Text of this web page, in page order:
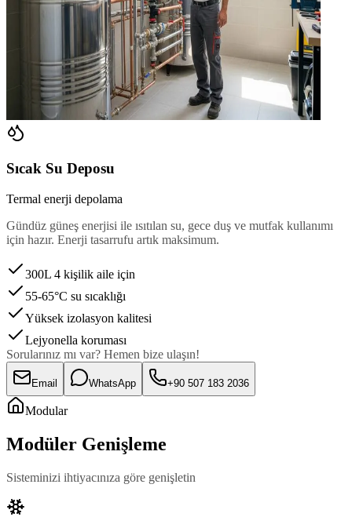
Sıcak Su Deposu
Termal enerji depolama
Gündüz güneş enerjisi ile ısıtılan su, gece duş ve mutfak kullanımı
için hazır. Enerji tasarrufu artık maksimum.
300L 4 kişilik aile için
55-65°C su sıcaklığı
Yüksek izolasyon kalitesi
Lejyonella koruması
Sorularınız mı var? Hemen bize ulaşın!
Email WhatsApp +90 507 183 2036
Modular
Modüler Genişleme
Sisteminizi ihtiyacınıza göre genişletin